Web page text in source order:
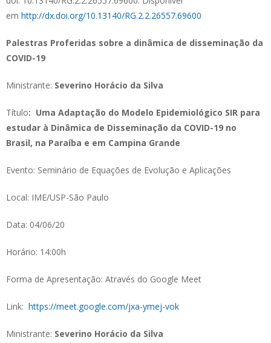
em http://dx.doi.org/10.13140/RG.2.2.26557.69600
Palestras Proferidas sobre a dinâmica de disseminação da
COVID-19
Ministrante: Severino Horácio da Silva
Título: Uma Adaptação do Modelo Epidemiológico SIR para
estudar à Dinâmica de Disseminação da COVID-19 no
Brasil, na Paraíba e em Campina Grande
Evento: Seminário de Equações de Evolução e Aplicações
Local: IME/USP-São Paulo
Data: 04/06/20
Horário: 14:00h
Forma de Apresentação: Através do Google Meet
Link: https://meet.google.com/jxa-ymej-vok
Ministrante: Severino Horácio da Silva